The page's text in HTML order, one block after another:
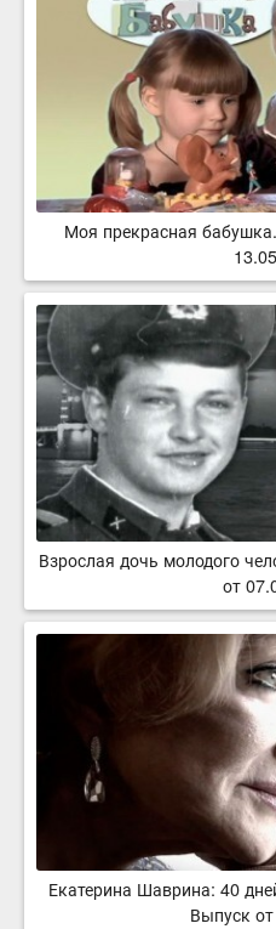
Моя прекрасная
Взрослая дочь молодого
от
Екатерина Шаврина: 40
Выпуск